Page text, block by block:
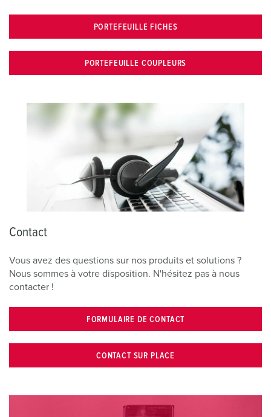
PORTEFEUILLE FICHES
PORTEFEUILLE COUPLEURS
Contact
Vous avez des questions sur nos produits et solutions ?
Nous sommes à votre disposition. N'hésitez pas à nous
contacter !
FORMULAIRE DE CONTACT
CONTACT SUR PLACE